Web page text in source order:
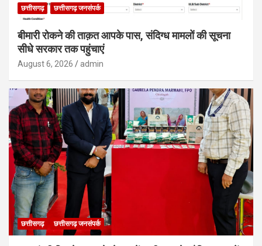
छत्तीसगढ़ छत्तीसगढ़ जनसंपर्क
बीमारी रोकने की ताक़त आपके पास, संदिग्ध मामलों की सूचना
सीधे सरकार तक पहुंचाएं
August 6, 2026 admin
छत्तीसगढ़ छत्तीसगढ़ जनसंपर्क